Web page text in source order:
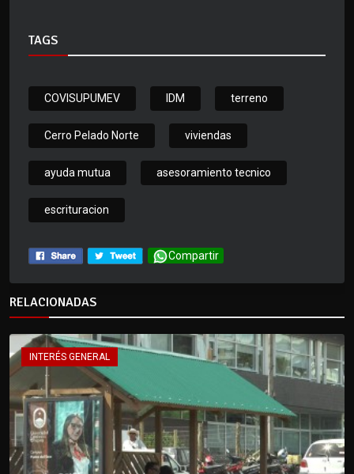
TAGS
COVISUPUMEV IDM terreno
Cerro Pelado Norte viviendas
ayuda mutua asesoramiento tecnico
escrituracion
Compartir
RELACIONADAS
INTERÉS GENERAL